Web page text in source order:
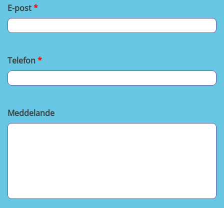
E-post
Telefon
Meddelande